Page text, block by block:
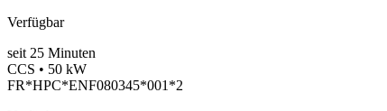
Verfügbar
seit 25 Minuten
CCS • 50 kW
FR*HPC*ENF080345*001*2